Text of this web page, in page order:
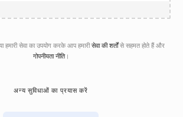
सेवा का उपयोग करके आप हमारीसेवा की शर्तोंसे सहमत होते हैं और
गोपनीयता नीति।
अन्य सुविधाओं का प्रयास करें